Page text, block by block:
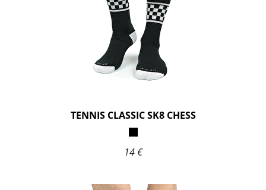
TENNIS CLASSIC SK8 CHESS
14 €